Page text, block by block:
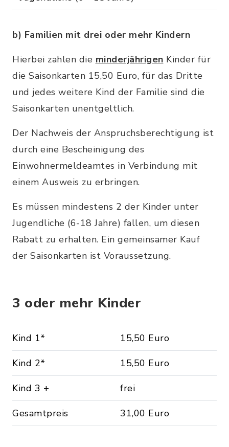
b) Familien mit drei oder mehr Kindern
Hierbei zahlen die minderjährigen Kinder für
die Saisonkarten 15,50 Euro, für das Dritte
und jedes weitere Kind der Familie sind die
Saisonkarten unentgeltlich.
Der Nachweis der Anspruchsberechtigung ist
durch eine Bescheinigung des
Einwohnermeldeamtes in Verbindung mit
einem Ausweis zu erbringen.
Es müssen mindestens 2 der Kinder unter
Jugendliche (6-18 Jahre) fallen, um diesen
Rabatt zu erhalten. Ein gemeinsamer Kauf
der Saisonkarten ist Voraussetzung.
3 oder mehr Kinder
Kind 1* 15,50 Euro
Kind 2* 15,50 Euro
Kind 3 + frei
Gesamtpreis 31,00 Euro